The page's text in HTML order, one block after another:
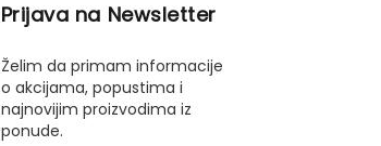
Prijava na Newsletter
Želim da primam informacije
o akcijama, popustima i
najnovijim proizvodima iz
ponude.